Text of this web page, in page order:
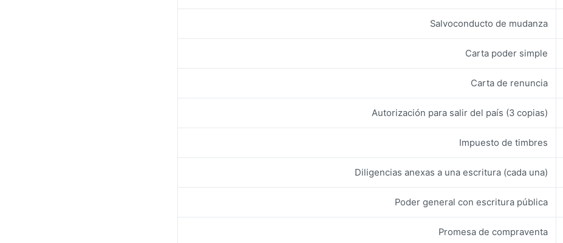
Salvoconducto de mudanza
Carta poder simple
Carta de renuncia
Autorización para salir del país (3 copias)
Impuesto de timbres
Diligencias anexas a una escritura (cada una)
Poder general con escritura pública
Promesa de compraventa